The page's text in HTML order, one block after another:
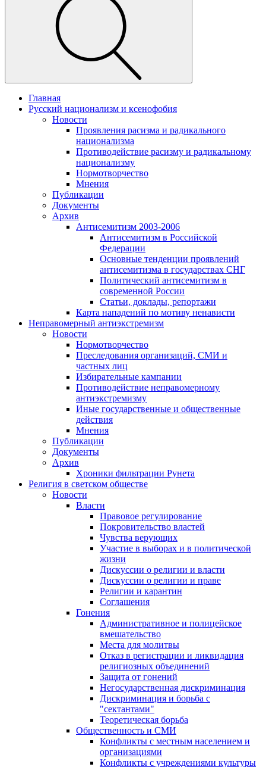
Главная
Русский национализм и ксенофобия
Новости
Проявления расизма и радикального
национализма
Противодействие расизму и радикальному
национализму
Нормотворчество
Мнения
Публикации
Документы
Архив
Антисемитизм 2003-2006
Антисемитизм в Российской
Федерации
Основные тенденции проявлений
антисемитизма в государствах СНГ
Политический антисемитизм в
современной России
Статьи, доклады, репортажи
Карта нападений по мотиву ненависти
Неправомерный антиэкстремизм
Новости
Нормотворчество
Преследования организаций, СМИ и
частных лиц
Избирательные кампании
Противодействие неправомерному
антиэкстремизму
Иные государственные и общественные
действия
Мнения
Публикации
Документы
Архив
Хроники фильтрации Рунета
Религия в светском обществе
Новости
Власти
Правовое регулирование
Покровительство властей
Чувства верующих
Участие в выборах и в политической
жизни
Дискуссии о религии и власти
Дискуссии о религии и праве
Религии и карантин
Соглашения
Гонения
Административное и полицейское
вмешательство
Места для молитвы
Отказ в регистрации и ликвидация
религиозных объединений
Защита от гонений
Негосударственная дискриминация
Дискриминация и борьба с
"сектантами"
Теоретическая борьба
Общественность и СМИ
Конфликты с местным населением и
организациями
Конфликты с учреждениями культуры